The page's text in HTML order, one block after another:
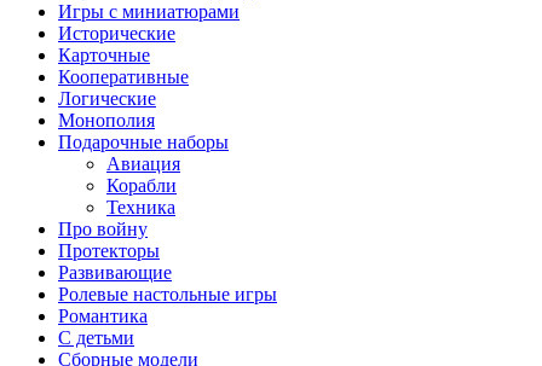
Игры с миниатюрами
Исторические
Карточные
Кооперативные
Логические
Монополия
Подарочные наборы
Авиация
Корабли
Техника
Про войну
Протекторы
Развивающие
Ролевые настольные игры
Романтика
С детьми
Сборные модели